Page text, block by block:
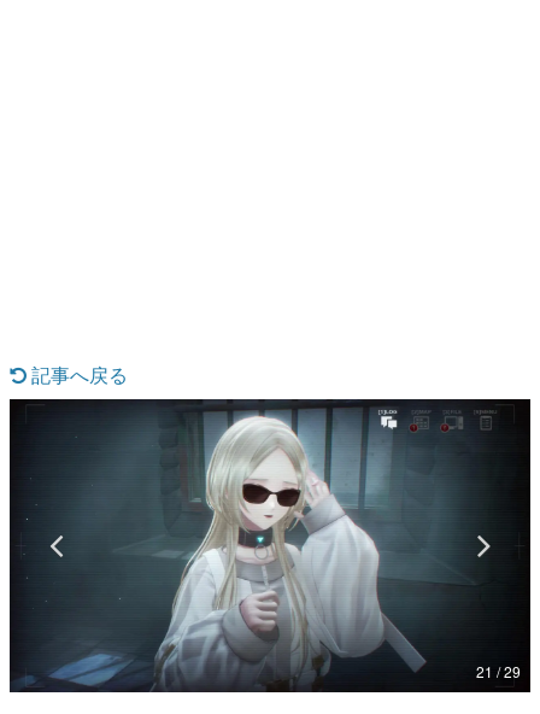
具体的な形から解き明かしていく、硬派で骨太な評論連載
ゲームが変えた日本語
「経験値」「裏技」「ラスボス」… ゲームにまつわる言葉
の起源や用法の変遷を、コンピューター文化史研究家・タ
イニーP氏が徹底調査。
カテゴリ
マンガ
記事へ戻る
21 / 29